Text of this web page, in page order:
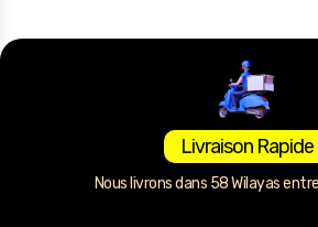
Livraison Rapide
Nous livrons dans 58 Wilayas